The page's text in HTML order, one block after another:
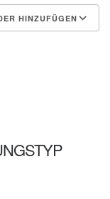
HINZUFÜGEN